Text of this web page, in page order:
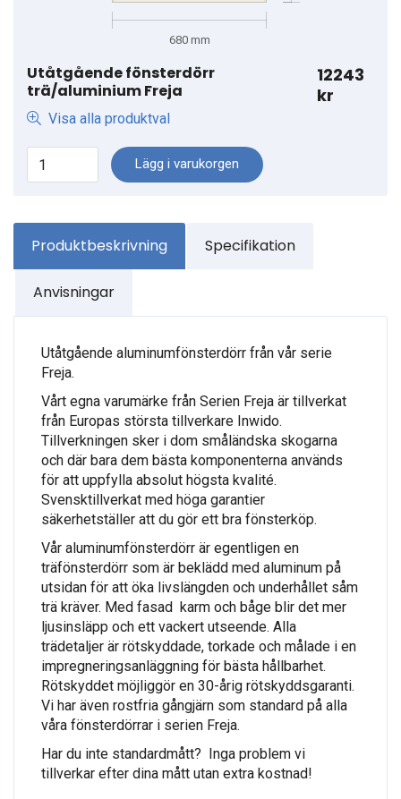
Utåtgående fönsterdörr
trä/aluminium Freja
Visa alla produktval
12243
kr
Lägg i varukorgen
Produktbeskrivning Specifikation
Anvisningar
Utåtgående aluminumfönsterdörr från vår serie
Freja.
Vårt egna varumärke från Serien Freja är tillverkat
från Europas största tillverkare Inwido.
Tillverkningen sker i dom småländska skogarna
och där bara dem bästa komponenterna används
för att uppfylla absolut högsta kvalité.
Svensktillverkat med höga garantier
säkerhetställer att du gör ett bra fönsterköp.
Vår aluminumfönsterdörr är egentligen en
träfönsterdörr som är beklädd med aluminum på
utsidan för att öka livslängden och underhållet såm
trä kräver. Med fasad karm och båge blir det mer
ljusinsläpp och ett vackert utseende. Alla
trädetaljer är rötskyddade, torkade och målade i en
impregneringsanläggning för bästa hållbarhet.
Rötskyddet möjliggör en 30-årig rötskyddsgaranti.
Vi har även rostfria gångjärn som standard på alla
våra fönsterdörrar i serien Freja.
Har du inte standardmått? Inga problem vi
tillverkar efter dina mått utan extra kostnad!